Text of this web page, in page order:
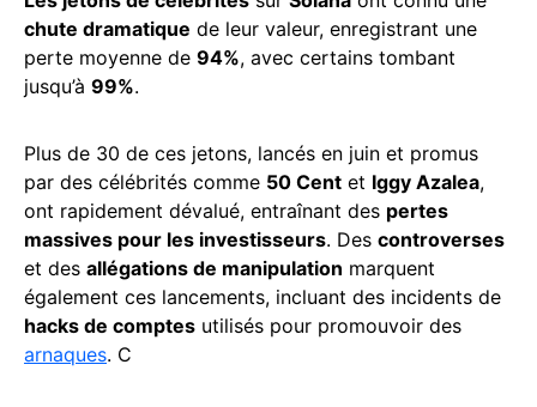
chute dramatique de leur valeur, enregistrant une
perte moyenne de 94%, avec certains tombant
jusqu’à 99%.
Plus de 30 de ces jetons, lancés en juin et promus
par des célébrités comme 50 Cent et Iggy Azalea,
ont rapidement dévalué, entraînant des pertes
massives pour les investisseurs. Des controverses
et des allégations de manipulation marquent
également ces lancements, incluant des incidents de
hacks de comptes utilisés pour promouvoir des
arnaques. C